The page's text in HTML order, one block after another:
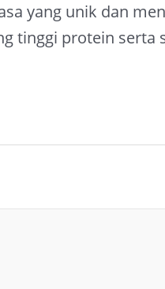
yang unik dan
tinggi protein serta